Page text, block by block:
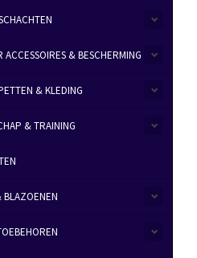
ACCESSOIRES & BESCHERMING
& KLEDING
& TRAINING
BLAZOENEN